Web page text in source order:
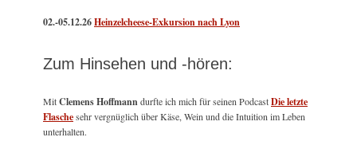
02.-05.12.26Heinzelcheese-Exkursion nach Lyon
Zum Hinsehen und -hören:
MitClemens Hoffmanndurfte ich mich für seinen PodcastDie letzte
Flaschesehr vergnüglich über Käse, Wein und die Intuition im Leben
unterhalten.